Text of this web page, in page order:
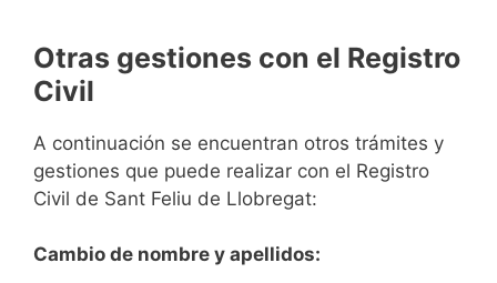
Otras gestiones con el Registro
Civil
A continuación se encuentran otros trámites y
gestiones que puede realizar con el Registro
Civil de Sant Feliu de Llobregat:
Cambio de nombre y apellidos: